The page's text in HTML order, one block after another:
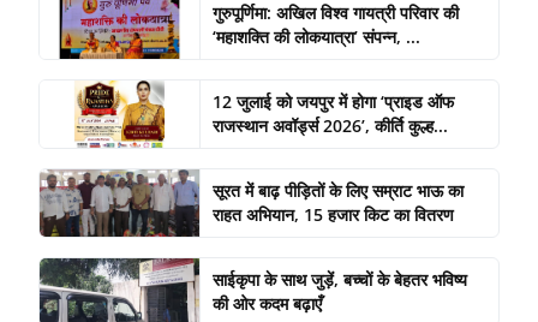
गुरुपूर्णिमा: अखिल विश्व गायत्री परिवार की
‘महाशक्ति की लोकयात्रा’ संपन्न, ...
12 जुलाई को जयपुर में होगा ‘प्राइड ऑफ
राजस्थान अवॉर्ड्स 2026’, कीर्ति कुल्ह...
सूरत में बाढ़ पीड़ितों के लिए सम्राट भाऊ का
राहत अभियान, 15 हजार किट का वितरण
साईकृपा के साथ जुड़ें, बच्चों के बेहतर भविष्य
की ओर कदम बढ़ाएँ